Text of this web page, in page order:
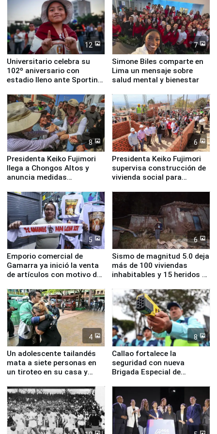
12
Universitario celebra su
102º aniversario con
estadio lleno ante Sporting
7
Simone Biles comparte en
Lima un mensaje sobre
salud mental y bienestar
8
Presidenta Keiko Fujimori
llega a Chongos Altos y
anuncia medidas
educación, salud y empleo
6
Presidenta Keiko Fujimori
supervisa construcción de
vivienda social para
5
Emporio comercial de
Gamarra ya inició la venta
de artículos con motivo de
6
Sismo de magnitud 5.0 deja
más de 100 viviendas
inhabitables y 15 heridos en
4
Un adolescente tailandés
mata a siete personas en
un tiroteo en su casa y
8
Callao fortalece la
seguridad con nueva
Brigada Especial de
equipamiento para
Serenazgo